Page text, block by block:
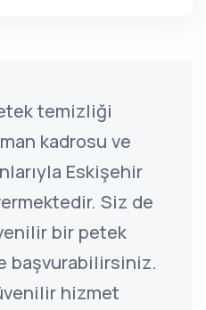
temizliği
kadrosu ve
Eskişehir
Siz de
bir petek
başvurabilirsiniz.
hizmet